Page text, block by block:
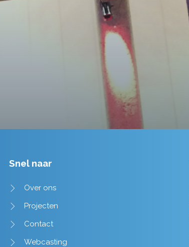
in de puntjes verzorgd.
Tim de Lange
Snel naar
Over ons
Projecten
Contact
Webcasting